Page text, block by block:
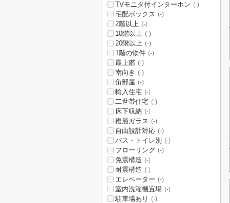
TVモニタ付インターホン (-)
宅配ボックス (-)
2階以上 (-)
10階以上 (-)
20階以上 (-)
1階の物件 (-)
最上階 (-)
南向き (-)
角部屋 (-)
輸入住宅 (-)
二世帯住宅 (-)
床下収納 (-)
複層ガラス (-)
自由設計対応 (-)
バス・トイレ別 (-)
フローリング (-)
免震構造 (-)
耐震構造 (-)
エレベーター (-)
室内洗濯機置場 (-)
駐車場あり (-)